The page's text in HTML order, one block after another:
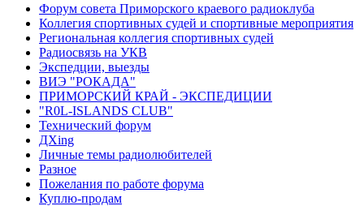
Форум совета Приморского краевого радиоклуба
Коллегия спортивных судей и спортивные мероприятия
Региональная коллегия спортивных судей
Радиосвязь на УКВ
Экспедции, выезды
ВИЭ "РОКАДА"
ПРИМОРСКИЙ КРАЙ - ЭКСПЕДИЦИИ
"R0L-ISLANDS CLUB"
Технический форум
ДХing
Личные темы радиолюбителей
Разное
Пожелания по работе форума
Куплю-продам